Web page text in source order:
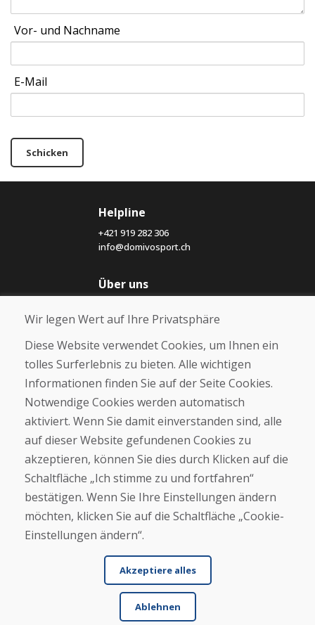
Vor- und Nachname
E-Mail
Schicken
Helpline
+421 919 282 306
info@domivosport.ch
Über uns
Über uns
Kontakt
Kaufen
E-Shop
Geschäftsbedingungen
Zahlung
Beschwerde
Rückgabe und Umtausch von Waren
Cookies
Wir legen Wert auf Ihre Privatsphäre
Diese Website verwendet Cookies, um Ihnen ein
tolles Surferlebnis zu bieten. Alle wichtigen
Informationen finden Sie auf der Seite Cookies.
Notwendige Cookies werden automatisch
aktiviert. Wenn Sie damit einverstanden sind, alle
auf dieser Website gefundenen Cookies zu
akzeptieren, können Sie dies durch Klicken auf die
Schaltfläche „Ich stimme zu und fortfahren“
bestätigen. Wenn Sie Ihre Einstellungen ändern
möchten, klicken Sie auf die Schaltfläche „Cookie-
Einstellungen ändern“.
Akzeptiere alles
Ablehnen